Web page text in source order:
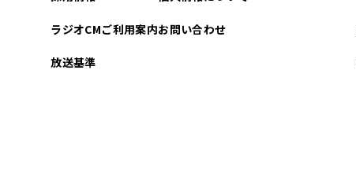
ラジオCMご利用案内
放送基準
お問い合わせ